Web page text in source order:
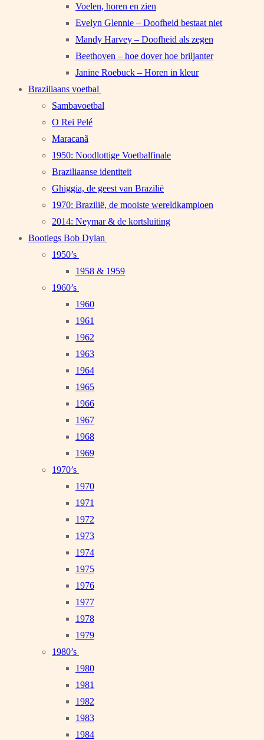
Voelen, horen en zien
Evelyn Glennie – Doofheid bestaat niet
Mandy Harvey – Doofheid als zegen
Beethoven – hoe dover hoe briljanter
Janine Roebuck – Horen in kleur
Braziliaans voetbal
Sambavoetbal
O Rei Pelé
Maracanã
1950: Noodlottige Voetbalfinale
Braziliaanse identiteit
Ghiggia, de geest van Brazilië
1970: Brazilië, de mooiste wereldkampioen
2014: Neymar & de kortsluiting
Bootlegs Bob Dylan
1950’s
1958 & 1959
1960’s
1960
1961
1962
1963
1964
1965
1966
1967
1968
1969
1970’s
1970
1971
1972
1973
1974
1975
1976
1977
1978
1979
1980’s
1980
1981
1982
1983
1984